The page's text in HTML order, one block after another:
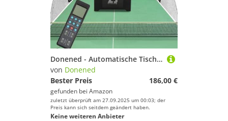
Donened - Automatische Tischtennis Ballmaschine, Tischtennis Roboter mit 100 Stück Kugeln und Netzen, Ping Pong Roboter, 10 Modi programmierbar, Automatic Launcher für Anfänger & Fortgeschrittene
von Donened
Bester Preis
186,00 €
gefunden bei Amazon
zuletzt überprüft am 27.09.2025 um 00:03; der
Preis kann sich seitdem geändert haben.
Keine weiteren Anbieter